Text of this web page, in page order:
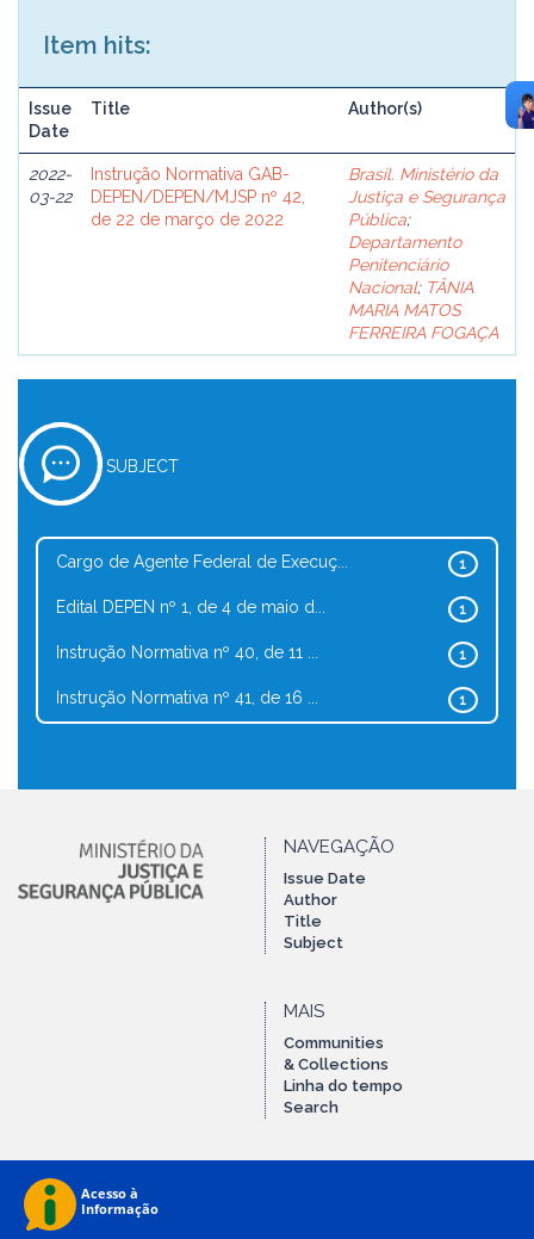
Item hits:
Issue
Date
Title Author(s)
2022-
03-22
Instrução Normativa GAB-
DEPEN/DEPEN/MJSP nº 42,
de 22 de março de 2022
Brasil. Ministério da
Justiça e Segurança
Pública;
Departamento
Penitenciário
Nacional; TÂNIA
MARIA MATOS
FERREIRA FOGAÇA
SUBJECT
1
Cargo de Agente Federal de Execuç...
1
Edital DEPEN nº 1, de 4 de maio d...
1
Instrução Normativa nº 40, de 11 ...
1
Instrução Normativa nº 41, de 16 ...
NAVEGAÇÃO
Issue Date
Author
Title
Subject
MAIS
Communities
& Collections
Linha do tempo
Search